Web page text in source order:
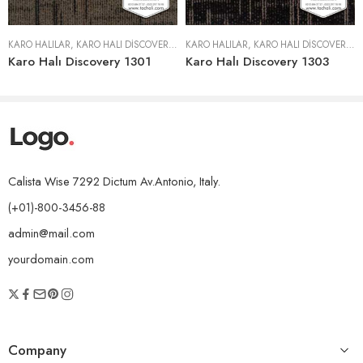
KARO HALILAR, KARO HALI DISCOVERY 1300 SERISI
Karo Halı Discovery 1301
KARO HALILAR, KARO HALI DISCOVERY 1300 SERISI
Karo Halı Discovery 1303
Calista Wise 7292 Dictum Av.Antonio, Italy.
(+01)-800-3456-88
admin@mail.com
yourdomain.com
Company